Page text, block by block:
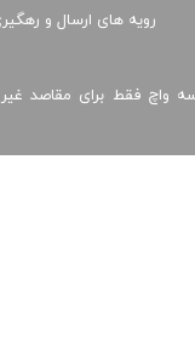
واچ فقط برای مقاصد
رویه های ارسال و